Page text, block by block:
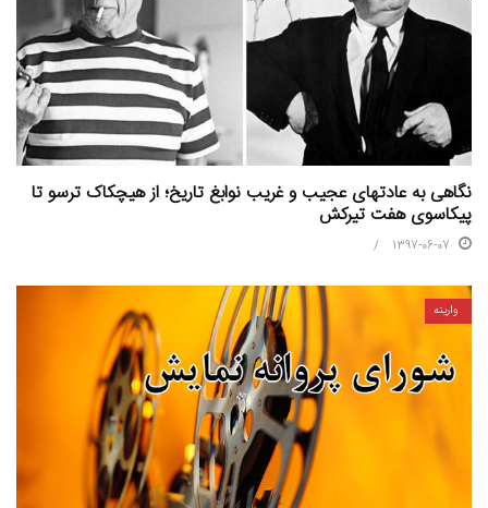
نگاهی به عادت‎های عجیب و غریب نوابغ تاریخ؛ از هیچکاک ترسو تا
پیکاسوی هفت تیرکش
1397-06-07
واریته